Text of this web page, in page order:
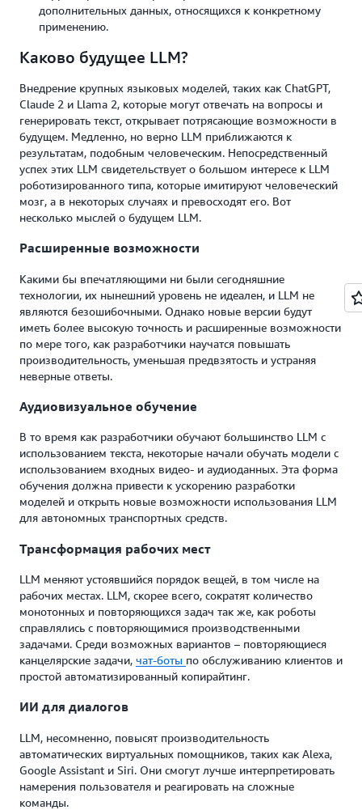
дополнительных данных, относящихся к конкретному
применению.
Каково будущее LLM?
Внедрение крупных языковых моделей, таких как ChatGPT,
Claude 2 и Llama 2, которые могут отвечать на вопросы и
генерировать текст, открывает потрясающие возможности в
будущем. Медленно, но верно LLM приближаются к
результатам, подобным человеческим. Непосредственный
успех этих LLM свидетельствует о большом интересе к LLM
роботизированного типа, которые имитируют человеческий
мозг, а в некоторых случаях и превосходят его. Вот
несколько мыслей о будущем LLM.
Расширенные возможности
Какими бы впечатляющими ни были сегодняшние
технологии, их нынешний уровень не идеален, и LLM не
являются безошибочными. Однако новые версии будут
иметь более высокую точность и расширенные возможности
по мере того, как разработчики научатся повышать
производительность, уменьшая предвзятость и устраняя
неверные ответы.
Аудиовизуальное обучение
В то время как разработчики обучают большинство LLM с
использованием текста, некоторые начали обучать модели с
использованием входных видео- и аудиоданных. Эта форма
обучения должна привести к ускорению разработки
моделей и открыть новые возможности использования LLM
для автономных транспортных средств.
Трансформация рабочих мест
LLM меняют устоявшийся порядок вещей, в том числе на
рабочих местах. LLM, скорее всего, сократят количество
монотонных и повторяющихся задач так же, как роботы
справлялись с повторяющимися производственными
задачами. Среди возможных вариантов – повторяющиеся
канцелярские задачи, чат-боты по обслуживанию клиентов и
простой автоматизированный копирайтинг.
ИИ для диалогов
LLM, несомненно, повысят производительность
автоматических виртуальных помощников, таких как Alexa,
Google Assistant и Siri. Они смогут лучше интерпретировать
намерения пользователя и реагировать на сложные
команды.